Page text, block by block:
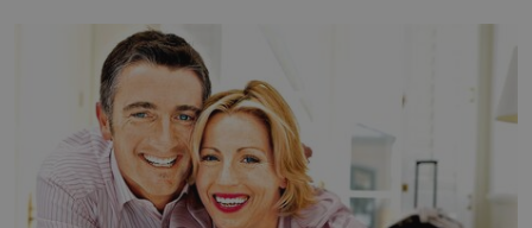
se na koloběžce a den zakončit poznáváním památek ve
Velkých Losinách nebo v termálním